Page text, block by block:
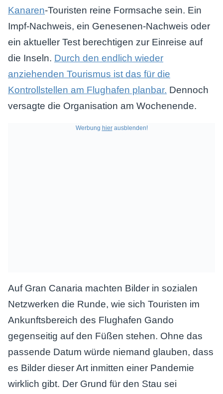
Kanaren-Touristen reine Formsache sein. Ein
Impf-Nachweis, ein Genesenen-Nachweis oder
ein aktueller Test berechtigen zur Einreise auf
die Inseln. Durch den endlich wieder
anziehenden Tourismus ist das für die
Kontrollstellen am Flughafen planbar. Dennoch
versagte die Organisation am Wochenende.
Werbung hierausblenden!
Auf Gran Canaria machten Bilder in sozialen
Netzwerken die Runde, wie sich Touristen im
Ankunftsbereich des Flughafen Gando
gegenseitig auf den Füßen stehen. Ohne das
passende Datum würde niemand glauben, dass
es Bilder dieser Art inmitten einer Pandemie
wirklich gibt. Der Grund für den Stau sei